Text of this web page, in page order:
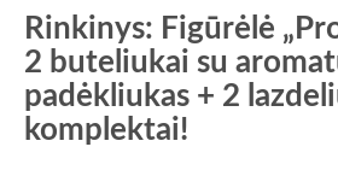
Įvertinimas:
5iš 5
Rinkinys: Figūrėlė
2 buteliukai su
padėkliukas + 2
komplektai!